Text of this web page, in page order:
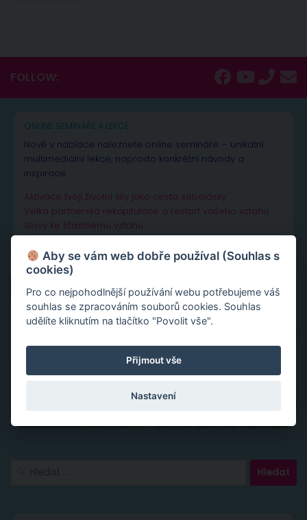
FOLLOW:
ONLINE SEMINÁŘE A LEKCE
Nově v nabídce naleznete online semináře – unikátní
multimediální lekce, naprosto konkrétní návody a
inspirace.
Aktivace tvojí životní síly jako cesta sebelásky
Velká partnerská rekapitulace a restart vašeho vztahu
Slovy ke šťastnému vztahu
Aby se vám web dobře používal (Souhlas s
cookies)
Pro co nejpohodlnější používání webu potřebujeme váš
souhlas se zpracováním souborů cookies. Souhlas
udělíte kliknutím na tlačítko "Povolit vše".
Přijmout vše
Nastavení